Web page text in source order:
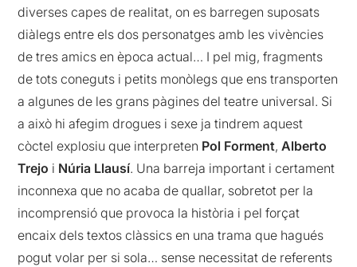
diverses capes de realitat, on es barregen suposats
diàlegs entre els dos personatges amb les vivències
de tres amics en època actual… I pel mig, fragments
de tots coneguts i petits monòlegs que ens transporten
a algunes de les grans pàgines del teatre universal. Si
a això hi afegim drogues i sexe ja tindrem aquest
còctel explosiu que interpreten Pol Forment,Alberto
Trejo i Núria Llausí. Una barreja important i certament
inconnexa que no acaba de quallar, sobretot per la
incomprensió que provoca la història i pel forçat
encaix dels textos clàssics en una trama que hagués
pogut volar per si sola… sense necessitat de referents